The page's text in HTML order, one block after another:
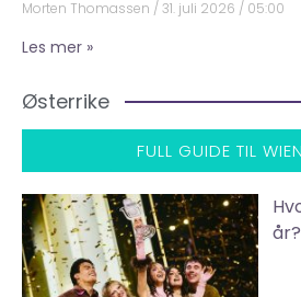
Morten Thomassen 31. juli 2026 05:00
Les mer »
Østerrike
FULL GUIDE TIL
år?